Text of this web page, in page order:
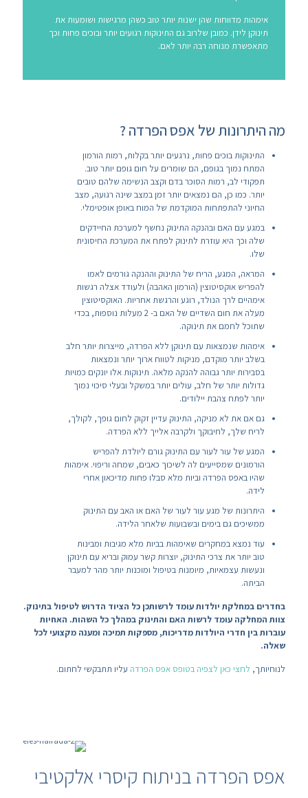
אימהות מדווחות שהן ישנות יותר טוב כשהן מרגישות ושומעות את
תינוקן לידן. כמובן שלרוב גם התינוקות רגועים יותר ובוכים פחות וכך
מתאפשרת מנוחה רבה יותר לאם.
מה היתרונות של אפס הפרדה ?
התינוקות בוכים פחות, נרגעים יותר בקלות, רמות הורמון
המתח נמוך בגופם, הם שומרים על חום גופם יותר טוב.
תפקודי לב, רמות הסוכר בדם וקצב הנשימה שלהם טובים
יותר. כמו כן, הם נמצאים יותר זמן במצב שינה רגועה, מצב
החיוני להתפתחות המוקדמת של המוח באופן אופטימלי.
במגע עם האם ובהנקה התינוק נחשף למערכת החיידקים
שלה וכך היא עוזרת לתינוק לפתח את המערכת החיסונית
שלו.
המראה, המגע, הריח של התינוק וההנקה גורמים לאמו
להפריש אוקסיטוצין (הורמון האהבה) ולעודד אצלה רגשות
אימהיים לרך הנולד, רוגע והרגשת אחריות. האוקסיטוצין
מעלה את חום השדיים של האם ב- 2 מעלות נוספות, בכדי
שתוכל לחמם את תינוקה.
אימהות שנמצאות עם תינוקן ללא הפרדה, מייצרות יותר חלב
בשלב יותר מוקדם, מניקות לטווח ארוך יותר ונמצאות
בסבירות יותר גבוהה להנקה מלאה. תינוקות אלו יונקים כמויות
גדולות יותר של חלב, עולים יותר במשקל ובעלי סיכוי נמוך
יותר לפתח צהבת יילודים.
גם אם את לא מניקה, התינוק עדיין זקוק לחום גופך, לקולך,
לריח שלך, לחיבוקך ולקרבה אלייך ללא הפרדה.
המגע של עור לעור עם התינוק גורם ליולדת להפריש
הורמונים שמסייעים לה לשיכוך כאבים, שמחה וריפוי. אימהות
שהיו באפס הפרדה וביות מלא סבלו פחות מדיכאון אחרי
לידה.
היתרונות של מגע עור לעור של האם או האב עם התינוק
ממשיכים גם בימים ובשבועות שלאחר הלידה.
עוד נמצא במחקרים שאימהות בביות מלא מגיבות ומבינות
טוב יותר את צרכי התינוק, יוצרות קשר עמוק ובריא עם תינוקן
ונעשות עצמאיות, מיומנות בטיפול ומוכנות יותר מהר למעבר
הביתה.
בחדרים במחלקת יולדות עומד לרשותכן כל הציוד הדרוש לטיפול בתינוק.
צוות המחלקה עומד לרשות האם והתינוק במהלך כל השהות. האחיות
עוברות בין חדרי היולדות מדריכות, מספקות תמיכה ומענה מקצועי לכל
שאלה.
לנוחיותך, לחצי כאן לצפיה בטופס אפס הפרדה עליו תתבקשי לחתום.
אפס הפרדה בניתוח קיסרי אלקטיבי